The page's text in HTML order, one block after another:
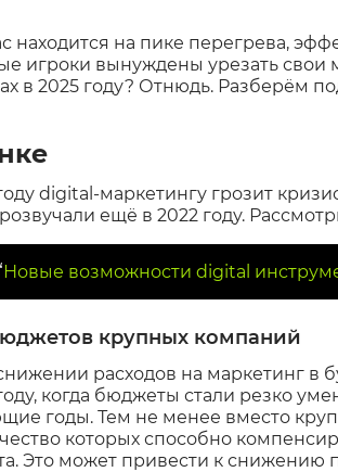
находится на пике перегрева,
игроки вынуждены урезать свои
в 2025 году? Отнюдь. Разберём
digital-маркетингу грозит
ещё в 2022 году.
Новые возможности digital
крупных компаний
расходов на маркетинг в
когда бюджеты стали резко
годы. Тем не менее вместо
которых способно
Это может привести к снижению